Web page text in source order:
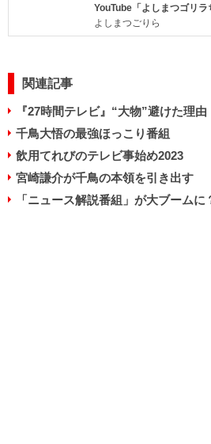
YouTube「よしまつゴリラ
よしまつごりら
関連記事
『27時間テレビ』“大物”避けた理由
千鳥大悟の最強ほっこり番組
飲用てれびのテレビ事始め2023
宮崎謙介が千鳥の本領を引き出す
「ニュース解説番組」が大ブームに